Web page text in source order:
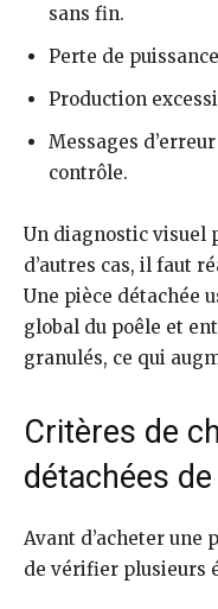
sans fin.
Perte de
Production
Messages
contrôle.
Un diagnostic visuel
d’autres cas, il faut
Une pièce détachée
global du poêle et
granulés, ce qui
Critères de
détachées
Avant d’acheter une
de vérifier plusieurs